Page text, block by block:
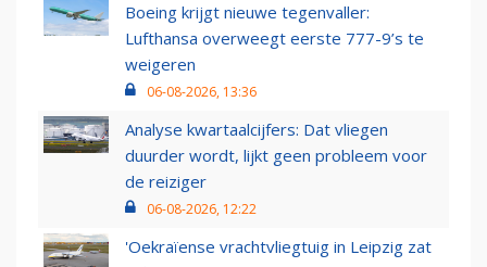
Boeing krijgt nieuwe tegenvaller:
Lufthansa overweegt eerste 777-9’s te
weigeren
06-08-2026, 13:36
Analyse kwartaalcijfers: Dat vliegen
duurder wordt, lijkt geen probleem voor
de reiziger
06-08-2026, 12:22
'Oekraïense vrachtvliegtuig in Leipzig zat